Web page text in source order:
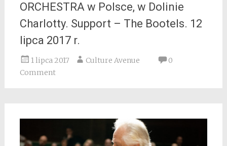
ORCHESTRA w Polsce, w Dolinie
Charlotty. Support – The Bootels. 12
lipca 2017 r.
1 lipca 2017 Culture Avenue
0
Comment